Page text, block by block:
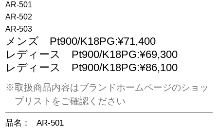
AR-501
AR-502
AR-503
メンズ Pt900/K18PG:¥71,400
レディース Pt900/K18PG:¥69,300
レディース Pt900/K18PG:¥86,100
※取扱商品内容はブランドホームページのショッ
プリストをご確認ください
品名：
AR-501